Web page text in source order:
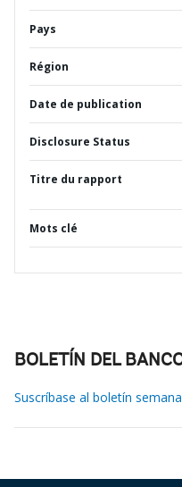
Pays
Région
Date de publication
Disclosure Status
Titre du rapport
Mots clé
BOLETÍN DEL
Suscríbase al boletín